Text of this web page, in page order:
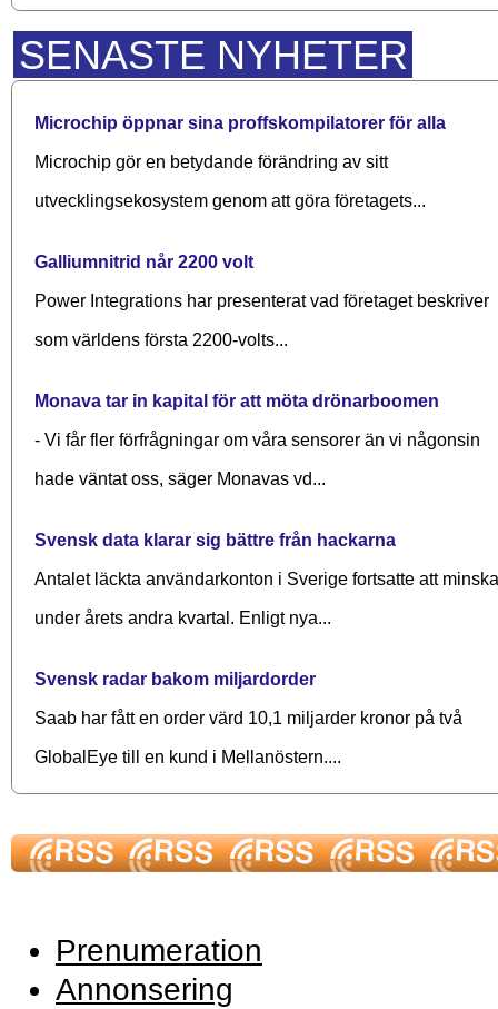
SENASTE NYHETER
Microchip öppnar sina proffskompilatorer för alla
Microchip gör en betydande förändring av sitt
utvecklingsekosystem genom att göra företagets...
Galliumnitrid når 2200 volt
Power Integrations har presenterat vad företaget beskriver
som världens första 2200-volts...
Monava tar in kapital för att möta drönarboomen
- Vi får fler förfrågningar om våra sensorer än vi någonsin
hade väntat oss, säger Monavas vd...
Svensk data klarar sig bättre från hackarna
Antalet läckta användarkonton i Sverige fortsatte att minska
under årets andra kvartal. Enligt nya...
Svensk radar bakom miljardorder
Saab har fått en order värd 10,1 miljarder kronor på två
GlobalEye till en kund i Mellanöstern....
Prenumeration
Annonsering